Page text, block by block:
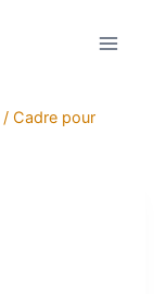
/ Cadre pour